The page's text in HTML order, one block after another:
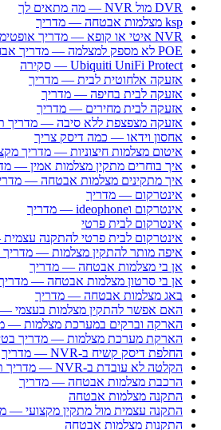
DVR מול NVR — מה מתאים לך
ksp מצלמות אבטחה — מדריך
NVR איטי או קופא — מדריך אופטימיזציה
POE לא מספק למצלמה — מדריך אבחון
Ubiquiti UniFi Protect — סקירה
אזעקה אלחוטית לבית — מדריך
אזעקה לבית בחיפה — מדריך
אזעקה לבית מחירים — מדריך
אזעקה מצפצפת ללא סיבה — מדריך
אחסון וידאו — כמה דיסק צריך
איטום מצלמות חיצוניות — מדריך
איך בוחרים מתקין מצלמות אמין —
איך מתקינים מצלמות אבטחה —
אינטרקום — מדריך
אינטרקום וideophone — מדריך
אינטרקום לבית פרטי
אינטרקום לבית פרטי להתקנה
איפה מותר להתקין מצלמות — מדריך
אן בי מצלמות אבטחה — מדריך
אן בי סרטון מצלמות אבטחה —
באג מצלמות אבטחה — מדריך
האם אפשר להתקין מצלמות בעצמי
הארקה וברקים במערכת מצלמות —
הארקת מערכת מצלמות — מדריך
החלפת דיסק קשיח ב-NVR — מדריך
הקלטה לא עובדת ב-NVR — מדריך תיקון
הרכבת מצלמות אבטחה — מדריך
התקנה מצלמות אבטחה
התקנה עצמית מול מתקין מקצועי —
התקנות מצלמות אבטחה